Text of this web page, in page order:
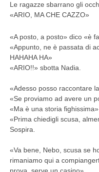
Le ragazze sbarrano gli
«ARIO, MA CHE CAZZO»
«A posto, a posto» dico «è
«Appunto, ne è passata di
HAHAHA HA»
«ARIO!!» sbotta Nadia.
«Adesso posso raccontare
«Se proviamo ad avere un
«Ma è una storia fighissima»
«Prima chiedigli scusa,
Sospira.
«Va bene, Nebo, scusa se
rimaniamo qui a